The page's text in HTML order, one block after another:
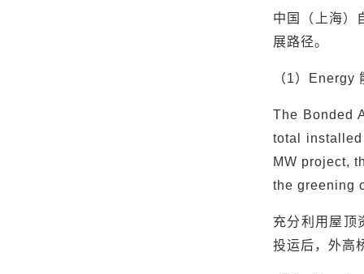
中国（上海）
展路径。
（1） Energy
The Bonded
total
MW project,
the greening
充分利用屋顶
投运后，外高